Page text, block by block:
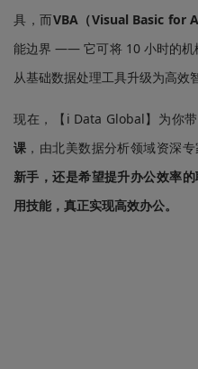
具，而VBA（Visual Basic for
能边界 —— 它可将 10 小时的机
从基础数据处理工具升级为高效
现在，【i Data Global】为你
课 ，由北美数据分析领域资深专
新手，还是希望提升办公效率
用技能，真正实现高效办公。